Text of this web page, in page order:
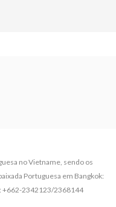
no Vietname, sendo os
Portuguesa em Bangkok:
+662-2342123/2368144